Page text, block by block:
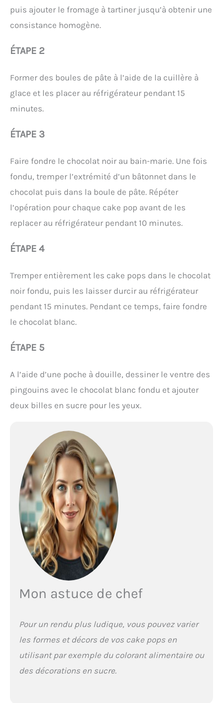
puis ajouter le fromage à tartiner jusqu’à obtenir une
consistance homogène.
ÉTAPE 2
Former des boules de pâte à l’aide de la cuillère à
glace et les placer au réfrigérateur pendant 15
minutes.
ÉTAPE 3
Faire fondre le chocolat noir au bain-marie. Une fois
fondu, tremper l’extrémité d’un bâtonnet dans le
chocolat puis dans la boule de pâte. Répéter
l’opération pour chaque cake pop avant de les
replacer au réfrigérateur pendant 10 minutes.
ÉTAPE 4
Tremper entièrement les cake pops dans le chocolat
noir fondu, puis les laisser durcir au réfrigérateur
pendant 15 minutes. Pendant ce temps, faire fondre
le chocolat blanc.
ÉTAPE 5
A l’aide d’une poche à douille, dessiner le ventre des
pingouins avec le chocolat blanc fondu et ajouter
deux billes en sucre pour les yeux.
Mon astuce de chef
Pour un rendu plus ludique, vous pouvez varier
les formes et décors de vos cake pops en
utilisant par exemple du colorant alimentaire ou
des décorations en sucre.